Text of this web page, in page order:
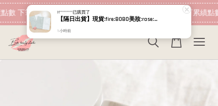
下筆消費即可折抵 現在去購物！ 加入會員 消費即可累績點
H*********已購買了
【隔日出貨】現貨:fire:BOBO美妝:rose:專櫃貨 Relove 拋光酵母泌膜 嫩白/控油 5g+5g 試用包
1 小時前